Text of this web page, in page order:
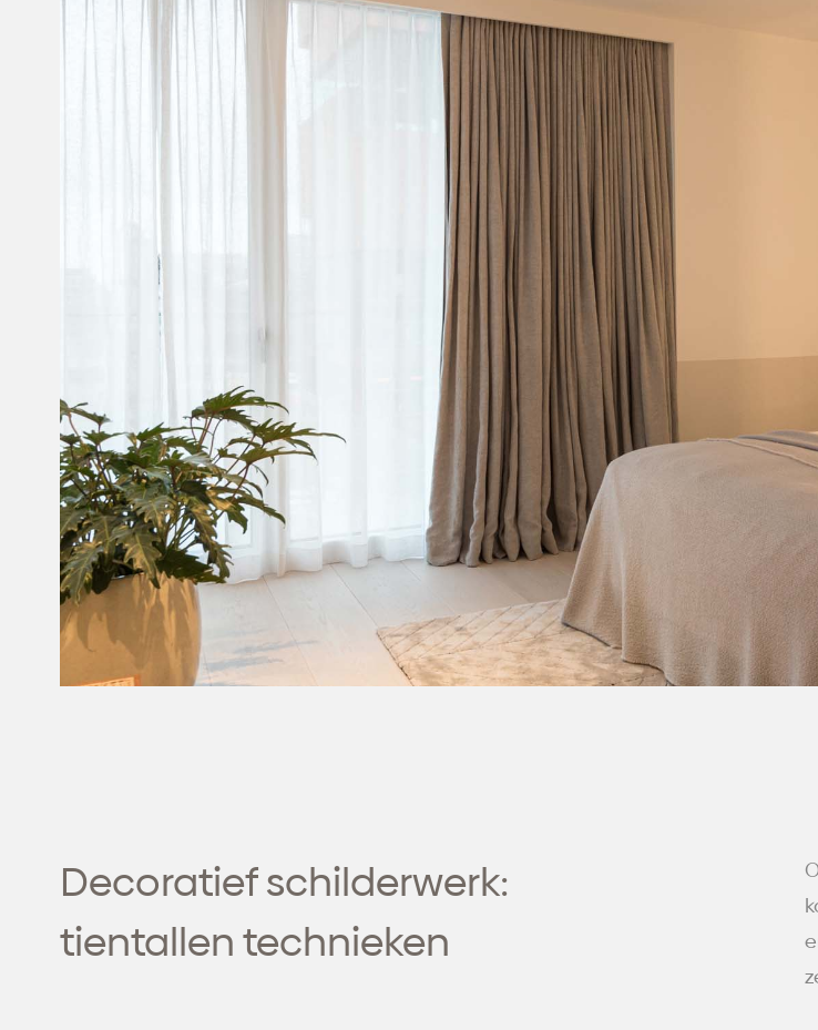
Decoratief schilderwerk:
tientallen technieken